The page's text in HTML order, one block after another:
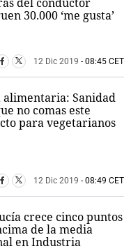
30.000 ‘me gusta’
12 Dic 2019 - 08:45 CET
Sanidad
no comas este
para vegetarianos
12 Dic 2019 - 08:49 CET
crece cinco puntos
de la media
en Industria